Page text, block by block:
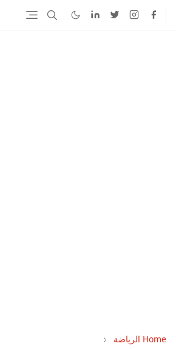
Home الرياضة